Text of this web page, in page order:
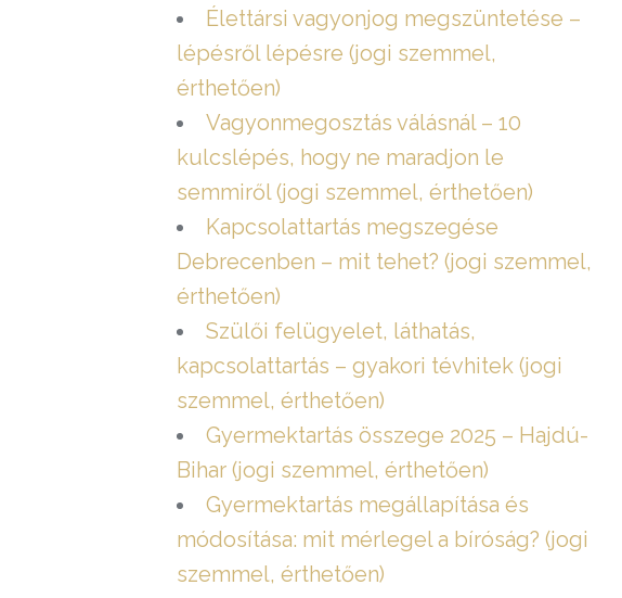
Élettársi vagyonjog megszüntetése –
lépésről lépésre (jogi szemmel,
érthetően)
Vagyonmegosztás válásnál – 10
kulcslépés, hogy ne maradjon le
semmiről (jogi szemmel, érthetően)
Kapcsolattartás megszegése
Debrecenben – mit tehet? (jogi szemmel,
érthetően)
Szülői felügyelet, láthatás,
kapcsolattartás – gyakori tévhitek (jogi
szemmel, érthetően)
Gyermektartás összege 2025 – Hajdú-
Bihar (jogi szemmel, érthetően)
Gyermektartás megállapítása és
módosítása: mit mérlegel a bíróság? (jogi
szemmel, érthetően)